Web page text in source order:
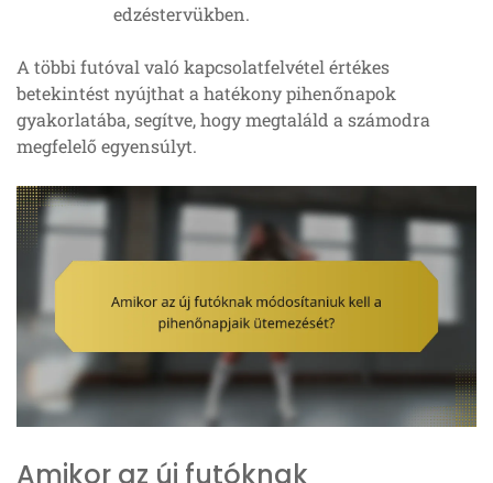
edzéstervükben.
A többi futóval való kapcsolatfelvétel értékes
betekintést nyújthat a hatékony pihenőnapok
gyakorlatába, segítve, hogy megtaláld a számodra
megfelelő egyensúlyt.
Amikor az új futóknak